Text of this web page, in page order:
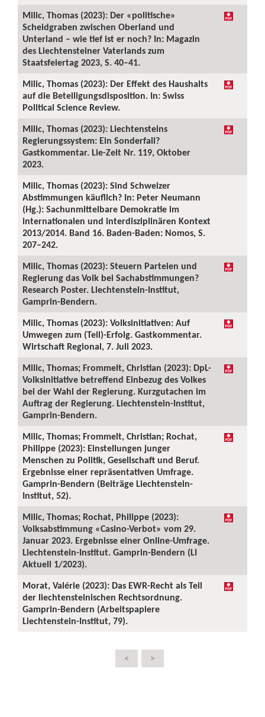
Milic, Thomas (2023): Der «politische»
Scheidgraben zwischen Oberland und
Unterland – wie tief ist er noch? In: Magazin
des Liechtensteiner Vaterlands zum
Staatsfeiertag 2023, S. 40–41.
Milic, Thomas (2023): Der Effekt des Haushalts
auf die Beteiligungsdisposition. In: Swiss
Political Science Review.
Milic, Thomas (2023): Liechtensteins
Regierungssystem: Ein Sonderfall?
Gastkommentar. Lie-Zeit Nr. 119, Oktober
2023.
Milic, Thomas (2023): Sind Schweizer
Abstimmungen käuflich? In: Peter Neumann
(Hg.): Sachunmittelbare Demokratie im
internationalen und interdisziplinären Kontext
2013/2014. Band 16. Baden-Baden: Nomos, S.
207–242.
Milic, Thomas (2023): Steuern Parteien und
Regierung das Volk bei Sachabstimmungen?
Research Poster. Liechtenstein-Institut,
Gamprin-Bendern.
Milic, Thomas (2023): Volksinitiativen: Auf
Umwegen zum (Teil)-Erfolg. Gastkommentar.
Wirtschaft Regional, 7. Juli 2023.
Milic, Thomas; Frommelt, Christian (2023): DpL-
Volksinitiative betreffend Einbezug des Volkes
bei der Wahl der Regierung. Kurzgutachen im
Auftrag der Regierung. Liechtenstein-Institut,
Gamprin-Bendern.
Milic, Thomas; Frommelt, Christian; Rochat,
Philippe (2023): Einstellungen junger
Menschen zu Politik, Gesellschaft und Beruf.
Ergebnisse einer repräsentativen Umfrage.
Gamprin-Bendern (Beiträge Liechtenstein-
Institut, 52).
Milic, Thomas; Rochat, Philippe (2023):
Volksabstimmung «Casino-Verbot» vom 29.
Januar 2023. Ergebnisse einer Online-Umfrage.
Liechtenstein-Institut. Gamprin-Bendern (LI
Aktuell 1/2023).
Morat, Valérie (2023): Das EWR-Recht als Teil
der liechtensteinischen Rechtsordnung.
Gamprin-Bendern (Arbeitspapiere
Liechtenstein-Institut, 79).
< >